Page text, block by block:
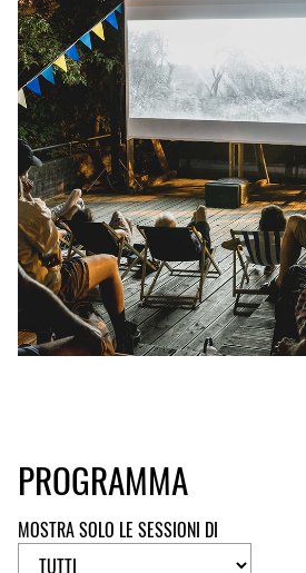
PROGRAMMA
MOSTRA SOLO LE SESSIONI DI